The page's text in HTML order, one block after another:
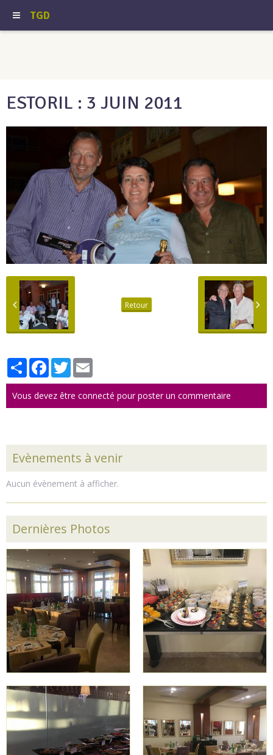
TGD
ESTORIL : 3 JUIN 2011
Retour
PartagerFacebook
Twitter
Vous devez être connecté pour poster un commentaire
Evènements à venir
Aucun évènement à afficher.
Dernières Photos